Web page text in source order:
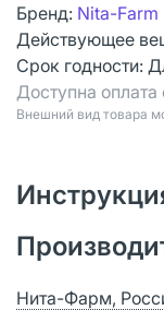
Бренд: Nita-Farm
Действующее
Срок годности:
Доступна оплата
Bнешний вид товара
Нита-Фарм,